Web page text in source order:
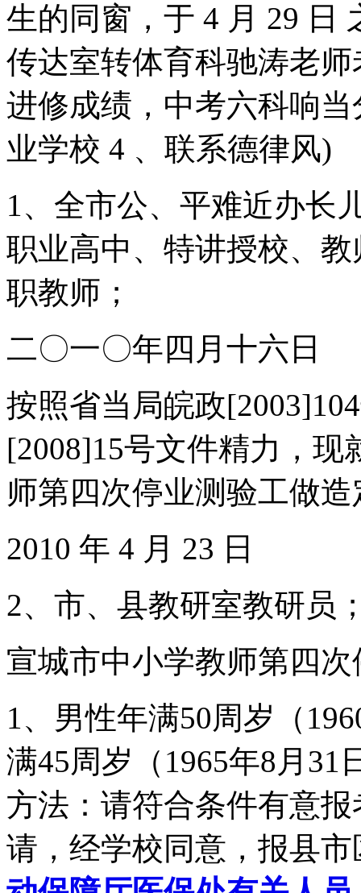
生的同窗，于 4 月 29 日
传达室转体育科驰涛老
进修成绩，中考六科响
业学校 4 、联系德律风)
1、全市公、平难近办长
职业高中、特讲授校、
职教师；
二〇一〇年四月十六日
按照省当局皖政
[2008]15号文件精力，
师第四次停业测验工做
2010 年 4 月 23 日
2、市、县教研室教研员
宣城市中小学教师第四
1、男性年满50周岁（
满45周岁（1965年8月31
方法：请符合条件有意
请，经学校同意，报县